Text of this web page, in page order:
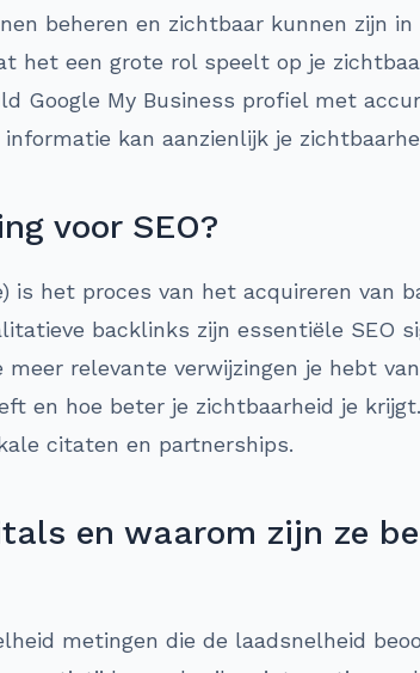
beheren en zichtbaar kunnen zijn in
het een grote rol speelt op je
Google My Business profiel met
kan aanzienlijk je
voor SEO?
is het proces van het acquireren van
backlinks zijn essentiële SEO
relevante verwijzingen je hebt
en hoe beter je zichtbaarheid je
citaten en partnerships.
en waarom zijn ze
metingen die de laadsnelheid